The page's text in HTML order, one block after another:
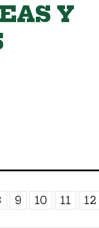
Y
9 10 11 12